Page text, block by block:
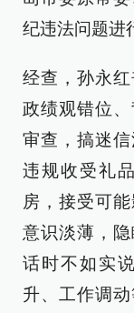
纪违法问题进
经查，孙永
政绩观错位
审查，搞迷
违规收受礼
房，接受可
意识淡薄，
话时不如实
升、工作调